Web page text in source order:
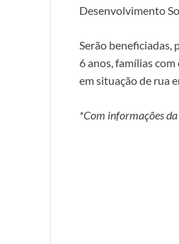
Desenvolvimento
Serão
6 anos, famílias
em situação de rua
*Com informações da